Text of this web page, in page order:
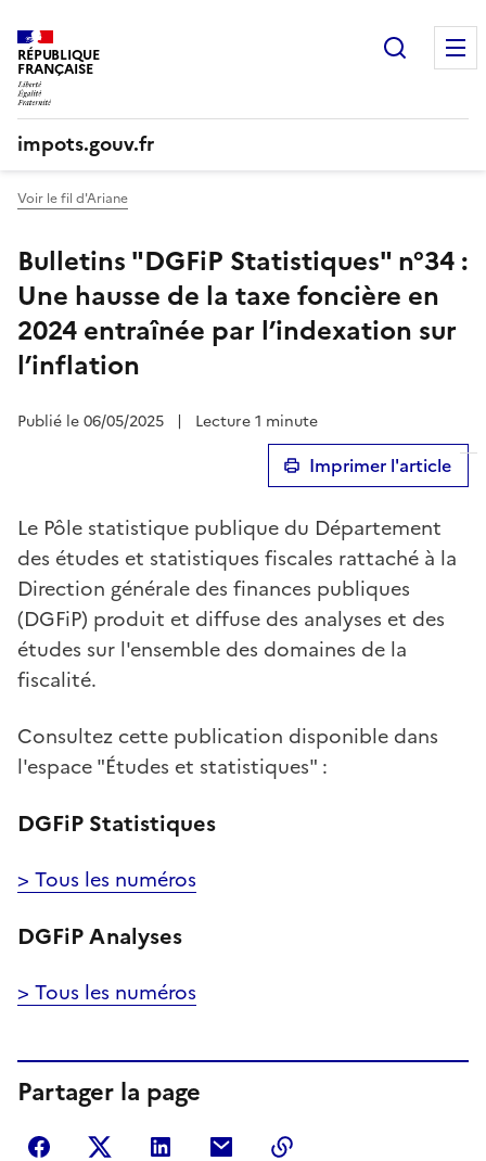
RÉPUBLIQUE
FRANÇAISE
impots.gouv.fr
Voir le fil d'Ariane
Bulletins "DGFiP Statistiques" n°34 :
Une hausse de la taxe foncière en
2024 entraînée par l’indexation sur
l’inflation
Publié le 06/05/2025 | Lecture 1 minute
Imprimer l'article
Le Pôle statistique publique du Département
des études et statistiques fiscales rattaché à la
Direction générale des finances publiques
(DGFiP) produit et diffuse des analyses et des
études sur l'ensemble des domaines de la
fiscalité.
Consultez cette publication disponible dans
l'espace "Études et statistiques" :
DGFiP Statistiques
> Tous les numéros
DGFiP Analyses
> Tous les numéros
Partager la page
Partager sur Facebook
Partager sur Twitter
Partager sur LinkedIn
Partager par courriel